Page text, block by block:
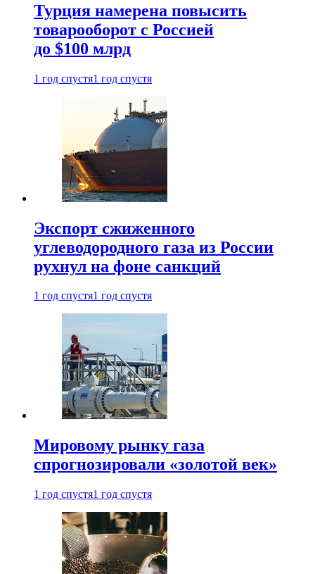
Турция намерена повысить
товарооборот с Россией
до $100 млрд
1 год спустя1 год спустя
Экспорт сжиженного
углеводородного газа из России
рухнул на фоне санкций
1 год спустя1 год спустя
Мировому рынку газа
спрогнозировали «золотой век»
1 год спустя1 год спустя